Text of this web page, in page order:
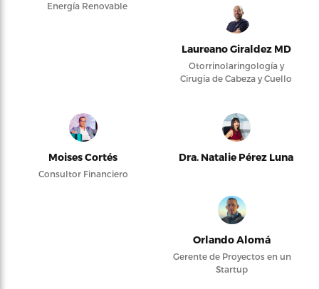
Energía Renovable
Laureano Giraldez MD
Otorrinolaringología y
Cirugía de Cabeza y Cuello
Moises Cortés
Consultor Financiero
Dra. Natalie Pérez Luna
Orlando Alomá
Gerente de Proyectos en un
Startup